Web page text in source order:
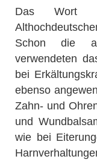
Das Wort
Schon die
verwendeten
bei
ebenso
Zahn- und
und
wie bei